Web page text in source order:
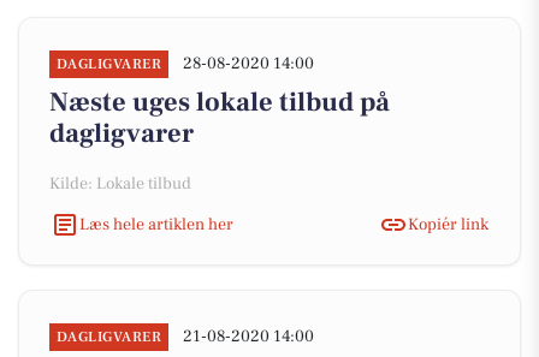
DAGLIGVARER 28-08-2020 14:00
Næste uges lokale tilbud på
dagligvarer
Kilde: Lokale tilbud
Læs hele artiklen her
Kopiér link
DAGLIGVARER 21-08-2020 14:00